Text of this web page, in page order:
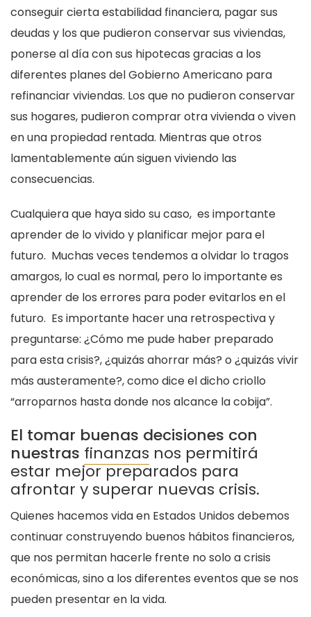
conseguir cierta estabilidad financiera, pagar sus
deudas y los que pudieron conservar sus viviendas,
ponerse al día con sus hipotecas gracias a los
diferentes planes del Gobierno Americano para
refinanciar viviendas. Los que no pudieron conservar
sus hogares, pudieron comprar otra vivienda o viven
en una propiedad rentada. Mientras que otros
lamentablemente aún siguen viviendo las
consecuencias.
Cualquiera que haya sido su caso, es importante
aprender de lo vivido y planificar mejor para el
futuro. Muchas veces tendemos a olvidar lo tragos
amargos, lo cual es normal, pero lo importante es
aprender de los errores para poder evitarlos en el
futuro. Es importante hacer una retrospectiva y
preguntarse: ¿Cómo me pude haber preparado
para esta crisis?, ¿quizás ahorrar más? o ¿quizás vivir
más austeramente?, como dice el dicho criollo
“arroparnos hasta donde nos alcance la cobija”.
El tomar buenas decisiones con
nuestras finanzas nos permitirá
estar mejor preparados para
afrontar y superar nuevas crisis.
Quienes hacemos vida en Estados Unidos debemos
continuar construyendo buenos hábitos financieros,
que nos permitan hacerle frente no solo a crisis
económicas, sino a los diferentes eventos que se nos
pueden presentar en la vida.